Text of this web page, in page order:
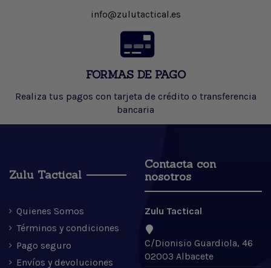
info@zulutactical.es
FORMAS DE PAGO
Realiza tus pagos con tarjeta de crédito o transferencia
bancaria
Zulu Tactical
Quienes Somos
Términos y condiciones
Pago seguro
Envíos y devoluciones
Contacta con
nosotros
Zulu Tactical
C/Dionisio Guardiola, 46
02003 Albacete